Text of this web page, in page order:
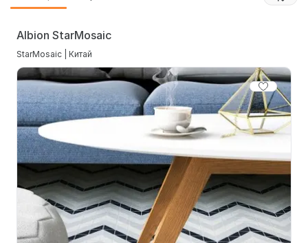
Albion StarMosaic
StarMosaic | Китай